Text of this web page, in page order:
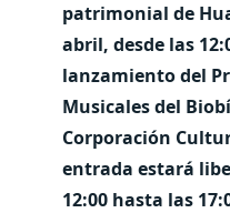
patrimonial de
abril, desde las
lanzamiento del
Musicales del
Corporación
entrada estará
12:00 hasta las